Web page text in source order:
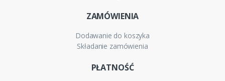
ZAMÓWIENIA
Dodawanie do koszyka
Składanie zamówienia
PŁATNOŚĆ